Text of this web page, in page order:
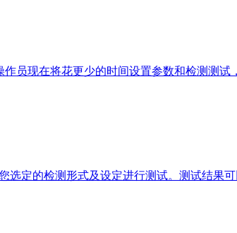
员现在将花更少的时间设置参数和检测测试
定的检测形式及设定进行测试。测试结果